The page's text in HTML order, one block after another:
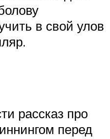
в свой улов
рассказ про
перед